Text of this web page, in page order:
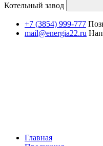
Котельный завод
+7 (3854) 999-777
mail@energia22.ru
Главная